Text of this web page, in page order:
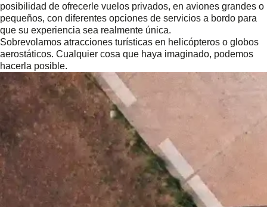
posibilidad de ofrecerle vuelos privados, en aviones grandes o
pequeños, con diferentes opciones de servicios a bordo para
que su experiencia sea realmente única.
Sobrevolamos atracciones turísticas en helicópteros o globos
aerostáticos. Cualquier cosa que haya imaginado, podemos
hacerla posible.